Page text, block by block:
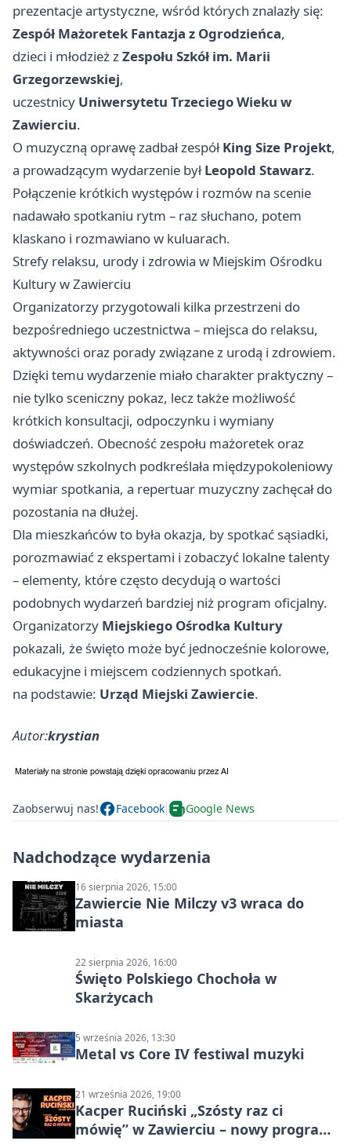
prezentacje artystyczne, wśród których znalazły się:
Zespół Mażoretek Fantazja z Ogrodzieńca,
dzieci i młodzież z Zespołu Szkół im. Marii
Grzegorzewskiej,
uczestnicy Uniwersytetu Trzeciego Wieku w
Zawierciu.
O muzyczną oprawę zadbał zespółKing Size Projekt,
a prowadzącym wydarzenie byłLeopold Stawarz.
Połączenie krótkich występów i rozmów na scenie
nadawało spotkaniu rytm – raz słuchano, potem
klaskano i rozmawiano w kuluarach.
Strefy relaksu, urody i zdrowia w Miejskim Ośrodku
Kultury w Zawierciu
Organizatorzy przygotowali kilka przestrzeni do
bezpośredniego uczestnictwa – miejsca do relaksu,
aktywności oraz porady związane z urodą i zdrowiem.
Dzięki temu wydarzenie miało charakter praktyczny –
nie tylko sceniczny pokaz, lecz także możliwość
krótkich konsultacji, odpoczynku i wymiany
doświadczeń. Obecność zespołu mażoretek oraz
występów szkolnych podkreślała międzypokoleniowy
wymiar spotkania, a repertuar muzyczny zachęcał do
pozostania na dłużej.
Dla mieszkańców to była okazja, by spotkać sąsiadki,
porozmawiać z ekspertami i zobaczyć lokalne talenty
– elementy, które często decydują o wartości
podobnych wydarzeń bardziej niż program oficjalny.
Organizatorzy Miejskiego Ośrodka Kultury
pokazali, że święto może być jednocześnie kolorowe,
edukacyjne i miejscem codziennych spotkań.
na podstawie: Urząd Miejski Zawiercie.
Autor:krystian
Zaobserwuj nas! Facebook Google News
Nadchodzące wydarzenia
16 sierpnia 2026, 15:00
Zawiercie Nie Milczy v3 wraca do
miasta
22 sierpnia 2026, 16:00
Święto Polskiego Chochoła w
Skarżycach
5 września 2026, 13:30
Metal vs Core IV festiwal muzyki
21 września 2026, 19:00
Kacper Ruciński „Szósty raz ci
mówię” w Zawierciu – nowy program